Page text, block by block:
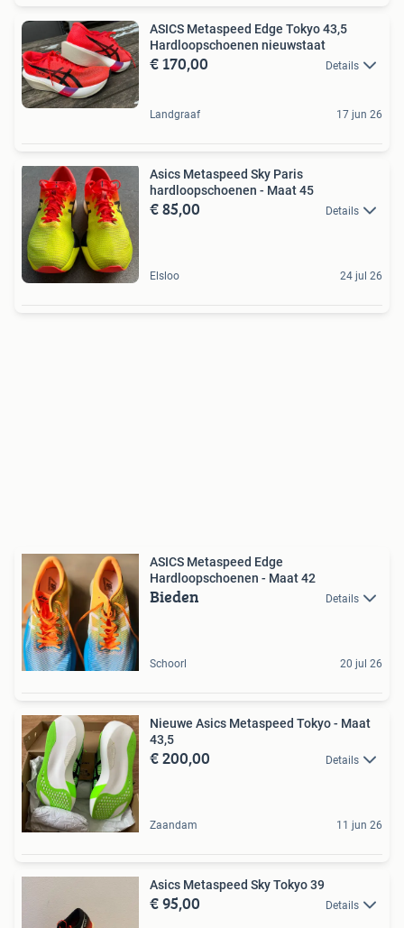
ASICS Metaspeed Edge Tokyo 43,5
Hardloopschoenen nieuwstaat
€ 170,00 Details
Landgraaf 17 jun 26
Asics Metaspeed Sky Paris
hardloopschoenen - Maat 45
€ 85,00 Details
Elsloo 24 jul 26
ASICS Metaspeed Edge
Hardloopschoenen - Maat 42
Bieden Details
Schoorl 20 jul 26
Nieuwe Asics Metaspeed Tokyo - Maat
43,5
€ 200,00 Details
Zaandam 11 jun 26
Asics Metaspeed Sky Tokyo 39
€ 95,00 Details